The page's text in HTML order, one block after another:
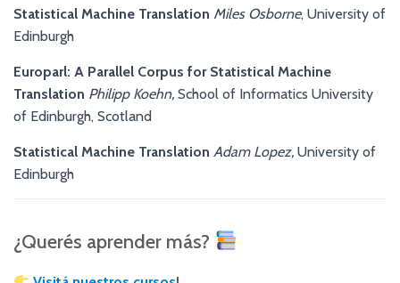
Statistical Machine Translation Miles Osborne, University of
Edinburgh
Europarl: A Parallel Corpus for Statistical Machine
Translation Philipp Koehn, School of Informatics University
of Edinburgh, Scotland
Statistical Machine Translation Adam Lopez, University of
Edinburgh
¿Querés aprender más?